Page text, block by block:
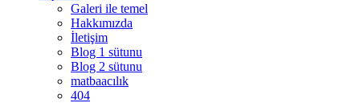
Galeri ile temel
Hakkımızda
İletişim
Blog 1 sütunu
Blog 2 sütunu
matbaacılık
404